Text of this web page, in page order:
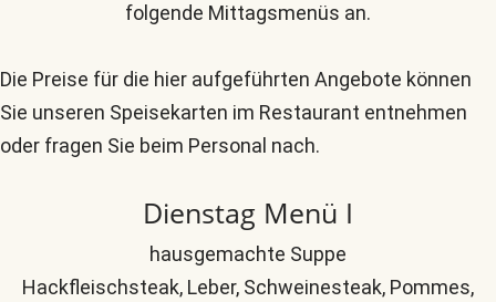
folgende Mittagsmenüs an.
Die Preise für die hier aufgeführten Angebote können
Sie unseren Speisekarten im Restaurant entnehmen
oder fragen Sie beim Personal nach.
Dienstag Menü I
hausgemachte Suppe
Hackfleischsteak, Leber, Schweinesteak, Pommes,